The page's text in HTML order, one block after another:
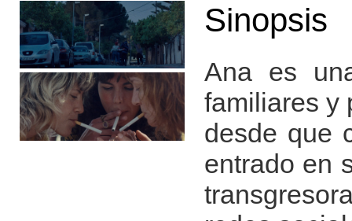
Sinopsis
Ana es
familiares y
desde que
entrado en